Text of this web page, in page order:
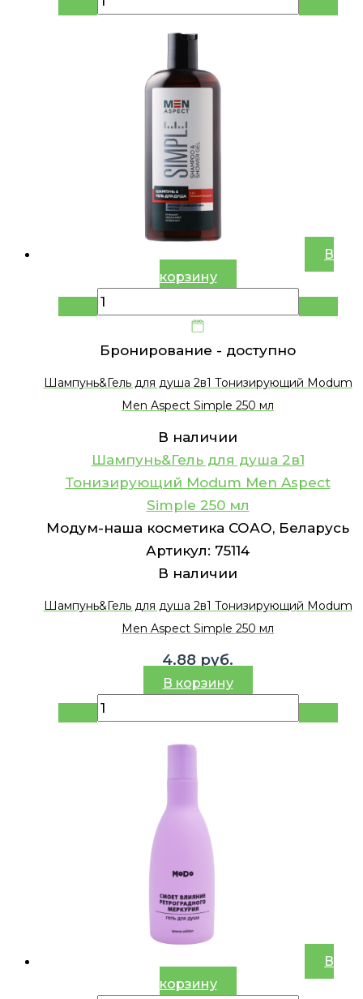
В
корзину
Бронирование - доступно
Шампунь&Гель для душа 2в1 Тонизирующий Modum
Men Aspect Simple 250 мл
В наличии
Шампунь&Гель для душа 2в1
Тонизирующий Modum Men Aspect
Simple 250 мл
Модум-наша косметика СОАО, Беларусь
Артикул: 75114
В наличии
Шампунь&Гель для душа 2в1 Тонизирующий Modum
Men Aspect Simple 250 мл
4.88 руб.
В корзину
В
корзину